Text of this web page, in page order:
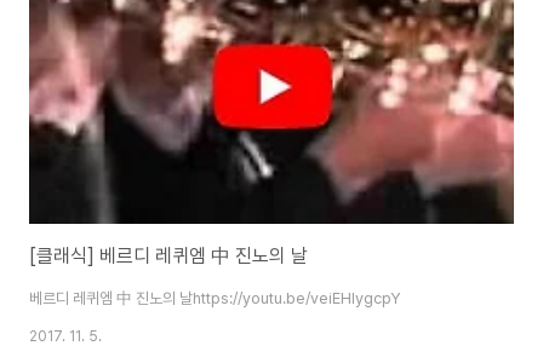
[클래식] 베르디 레퀴엠 中 진노의 날
베르디 레퀴엠 中 진노의 날https://youtu.be/veiEHIygcpY
2017. 11. 5.